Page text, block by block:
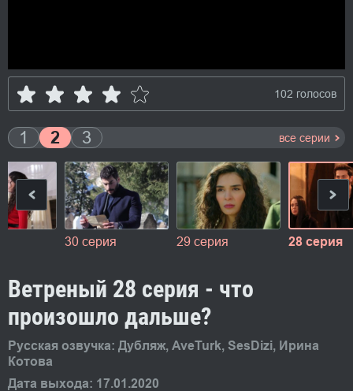
102 голосов
1 2 3 все серии
30 серия 29 серия 28 серия
Ветреный 28 серия - что
произошло дальше?
Русская озвучка: Дубляж, AveTurk, SesDizi, Ирина
Котова
Дата выхода: 17.01.2020